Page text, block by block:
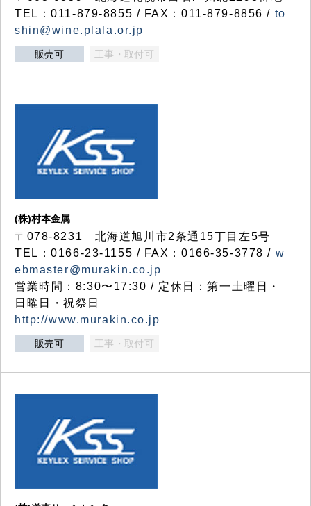
TEL：011-879-8855 / FAX：011-879-8856 / to
shin@wine.plala.or.jp
販売可 工事・取付可
(株)村本金属
〒078-8231 北海道旭川市2条通15丁目左5号
TEL：0166-23-1155 / FAX：0166-35-3778 / w
ebmaster@murakin.co.jp
営業時間：8:30〜17:30 / 定休日：第一土曜日・
日曜日・祝祭日
http://www.murakin.co.jp
販売可 工事・取付可